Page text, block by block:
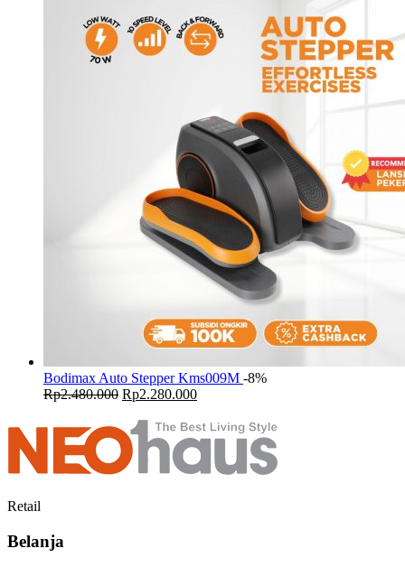
Bodimax Auto Stepper Kms009M -8%
Rp2.480.000 Original
was:
Rp2.480.000.
Rp2.280.000Current
is:
Rp2.280.000.
Retail
Belanja